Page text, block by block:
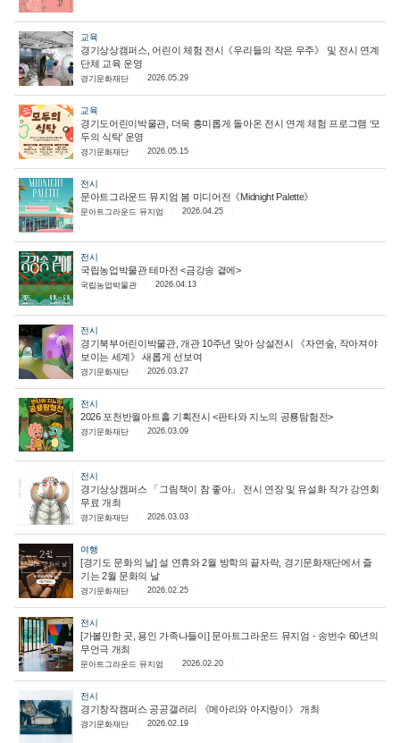
교육
경기상상캠퍼스, 어린이 체험 전시《우리들의 작은 우주》 및 전시 연계
단체 교육 운영
경기문화재단 2026.05.29
교육
경기도어린이박물관, 더욱 흥미롭게 돌아온 전시 연계 체험 프로그램 ‘모
두의 식탁’ 운영
경기문화재단 2026.05.15
전시
문아트그라운드 뮤지엄 봄 미디어전《Midnight Palette》
문아트그라운드 뮤지엄 2026.04.25
전시
국립농업박물관 테마전 <금강송 곁에>
국립농업박물관 2026.04.13
전시
경기북부어린이박물관, 개관 10주년 맞아 상설전시 《자연숲, 작아져야
보이는 세계》 새롭게 선보여
경기문화재단 2026.03.27
전시
2026 포천반월아트홀 기획전시 <판타와 지노의 공룡탐험전>
경기문화재단 2026.03.09
전시
경기상상캠퍼스 「그림책이 참 좋아」 전시 연장 및 유설화 작가 강연회
무료 개최
경기문화재단 2026.03.03
여행
[경기도 문화의 날] 설 연휴와 2월 방학의 끝자락, 경기문화재단에서 즐
기는 2월 문화의 날
경기문화재단 2026.02.25
전시
[가볼만한 곳, 용인 가족나들이] 문아트그라운드 뮤지엄 - 송번수 60년의
무언극 개최
문아트그라운드 뮤지엄 2026.02.20
전시
경기창작캠퍼스 공공갤러리 《메아리와 아지랑이》 개최
경기문화재단 2026.02.19